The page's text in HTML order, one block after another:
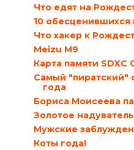
Что едят на
10 обесценившихся
Что хакер к
Meizu M9
Карта памяти
Самый "пиратский"
года
Бориса Моисеева
Золотое
Мужские
Коты года!